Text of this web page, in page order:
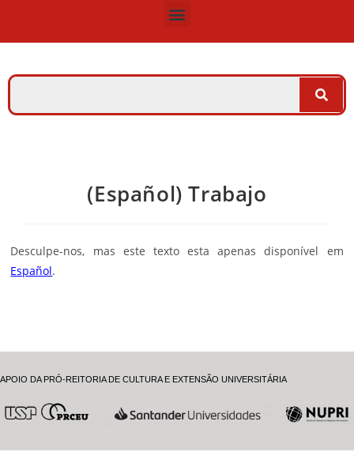
(Español) Trabajo
Desculpe-nos, mas este texto esta apenas disponível em
Español.
APOIO DA PRÓ-REITORIA DE CULTURA E EXTENSÃO UNIVERSITÁRIA